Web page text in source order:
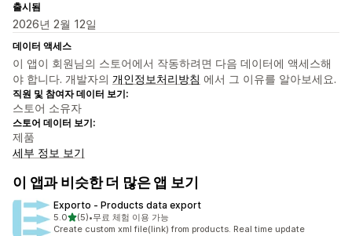
출시됨
2026년 2월 12일
데이터 액세스
이 앱이 회원님의 스토어에서 작동하려면 다음 데이터에 액세스해
야 합니다. 개발자의 개인정보처리방침 에서 그 이유를 알아보세요.
직원 및 참여자 데이터 보기:
스토어 소유자
스토어 데이터 보기:
제품
세부 정보 보기
이 앱과 비슷한 더 많은 앱 보기
Exporto ‑ Products data export
5.0별 5개 중
(5)
총 리뷰 5개
•무료 체험 이용 가능
Create custom xml file(link) from products. Real time update